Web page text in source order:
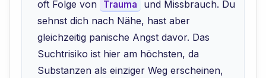
oft Folge von
Trauma
und Missbrauch. Du
sehnst dich nach Nähe, hast aber
gleichzeitig panische Angst davor. Das
Suchtrisiko ist hier am höchsten, da
Substanzen als einziger Weg erscheinen,